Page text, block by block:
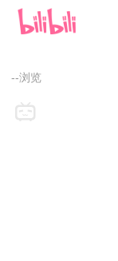
--浏览